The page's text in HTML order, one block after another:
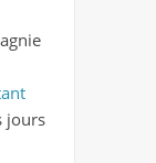
jours